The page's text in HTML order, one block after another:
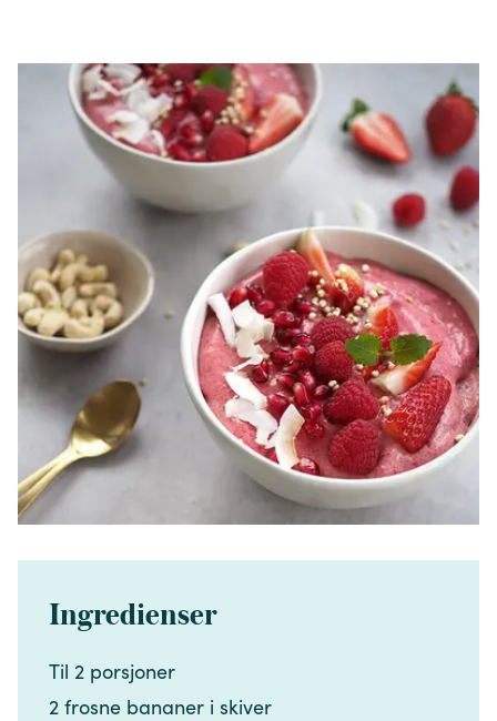
Ingredienser
Til 2 porsjoner​​​​‌ ‍ ​‍​‍‌‍ ‌ ​‍‌‍‍‌‌‍‌ ‌‍‍‌‌‍ ‍​‍​‍​ ‍‍​‍​‍‌ ​ ‌‍​‌‌‍ ‍‌‍‍‌‌ ‌​‌ ‍‌​‍ ‍‌‍‍‌‌‍ ​‍​‍​‍ ​​‍​‍‌‍‍​‌ ​‍‌‍‌‌‌‍‌‍​‍​‍​ ‍‍​‍​‍‌‍‍​‌ ‌​‌ ‌​‌ ​​‌ ​ ​ ‍‍​‍ ​‍ ‌‍​ ‌‍ ‌‌ ​ ​‍ ‍‌‍​ ‌‍‌‌‌ ​‍‌ ‌‍‌‍‌‌‌ ​‍‌‍​‌​‍ ‍‌ ​ ‌‍‌‌​‍ ‌ ​​‌ ​‍‌‍ ‌‍‌​‌ ‌‌‌‍​ ‌ ‌​‌‍‍‌‌‍ ‌‍ ‍​‍ ‌‍‍‌‌‍ ‍‌ ‌​‌‍‌‌‌‍ ‍‌ ‌​​‍ ‌‍‌‌‌‍‌​‌‍‍‌‌ ‌​​‍ ‌‍ ‌‌‍ ‌‍‌​‌‍‌‌​ ‌‌ ​​‌ ​‍‌‍‌‌‌ ​ ‌‍‌‌‌‍ ‍‌ ‌​‌‍​‌‌ ‌​‌‍‍‌‌‍ ‌‍ ‍​ ‍ ‌‍‍‌‌‍‌​​ ‌‌‍‍‌​ ​‌​ ‍​‌‍ ‍​‍ ‍​ ​ ‌‍​‍​ ​‍‌‍‌‍‌‍​ ​ ​‌​ ​​‌‍​‍​‍ ‌​ ‌‍‌‍​ ​ ​‍‌‍​ ​‍ ‌​ ‌​‌‍‌‌​ ‍​​ ‍‌​‍ ‌‌‍​‌‌‍​‌‌‍‌‌‌‍​ ​‍ ‌​ ​‍‌‍‌​‌‍​ ‌‍‌​‌‍‌​​ ​​​ ​​​ ‌​‌‍‌‍​ ‌​‌‍​‌‌‍‌​​‍ ‍‌‍ ‍‌‍ ​ ‍ ‌ ‌​‌ ‍‌‌ ​​‌‍‌‌​ ‌‌ ​​‌‍​‌‌‍‌ ‌‍‌‌​ ‍ ‌ ​​‌‍​‌‌ ‌​‌‍‍​​ ‌‌‍​‍‌‍ ​‌‍ ‌‍​ ‌‍‍ ‌ ​ ​‍‌‌​ ‌‌‌​​‍‌‌ ‌‍‍ ‌‍‌‌‌ ‍‌​‍‌‌​ ​ ‌​‌​​‍‌‌​ ​ ‌​‌​​‍‌‌​ ​‍​ ​‍​ ‌ ‌‍​‌‌‍‌‌‌‍​‌​ ‌‍​ ‍​‌‍​‍‌‍‌‍​‍ ‌​ ​‍​ ‌‌‌‍​‍‌‍​‍​‍ ‌​ ‌​​ ​‌​ ​‌‌‍​ ​‍ ‌​ ‍‌‌‍​‌‌‍​‍​ ‌‍​‍ ‌‌‍​‌​ ‌​​ ‍‌​ ‌‍​ ‌‌​ ‌​‌‍‌‌‌‍​‌​ ​ ‌‍‌‍‌‍​‌‌‍​‌​‍‌‌​ ​‍​ ​‍​‍‌‌​ ‌‌‌​‌​​‍ ‍‌‍​ ‌‍ ‌‍ ​‌ ‌‌‌‍ ‌‌‍ ‍‌ ​ ​‍‌‌​ ‌‌‌​​‍‌‌ ‌‍‍ ‌‍‌‌‌ ‍‌​‍‌‌​ ​ ‌​‌​​‍‌‌​ ​ ‌​‌​​‍‌‌​ ​‍​ ​‍​ ​‍‌‍​ ​ ‍​​ ‌‍​ ​​‌‍​‍​ ‌​​ ​‍‌‍‌‌​ ​​​ ‍‌​ ​​​‍‌‌​ ​‍​ ​‍​‍‌‌​ ‌‌‌​‌​​‍ ‍‌‍‍‌‌ ‌​‌‍‌‌‌‍ ‌‌ ​ ​‍‌‌​ ‌‌‌​​‍​ ​​​‍‌‌​ ‌‌‌​‌​​ ‌‍​‍‌‍​‌‌ ​ ‌‍‌‌‌‌‌‌‌ ​‍‌‍ ​​ ‌‌‍‍​‌ ‌​‌ ‌​‌ ​​‌ ​ ​‍‌‌​ ​ ‌​​‌​‍‌‌​ ​‍‌​‌‍​‍‌‌​ ​‍‌​‌‍‌‍​ ‌‍ ‌‌ ​ ​‍ ‍‌‍​ ‌‍‌‌‌ ​‍‌ ‌‍‌‍‌‌‌ ​‍‌‍​‌​‍ ‍‌ ​ ‌‍‌‌​‍‌‍‌‍‍‌‌‍‌​​ ‌‌‍‍‌​ ​‌​ ‍​‌‍ ‍​‍ ‍​ ​ ‌‍​‍​ ​‍‌‍‌‍‌‍​ ​ ​‌​ ​​‌‍​‍​‍ ‌​ ‌‍‌‍​ ​ ​‍‌‍​ ​‍ ‌​ ‌​‌‍‌‌​ ‍​​ ‍‌​‍ ‌‌‍​‌‌‍​‌‌‍‌‌‌‍​ ​‍ ‌​ ​‍‌‍‌​‌‍​ ‌‍‌​‌‍‌​​ ​​​ ​​​ ‌​‌‍‌‍​ ‌​‌‍​‌‌‍‌​​‍ ‍‌‍ ‍‌‍ ​‍‌‍‌ ‌​‌ ‍‌‌ ​​‌‍‌‌​ ‌‌ ​​‌‍​‌‌‍‌ ‌‍‌‌​‍‌‍‌ ​​‌‍​‌‌ ‌​‌‍‍​​ ‌‌‍​‍‌‍ ​‌‍ ‌‍​ ‌‍‍ ‌ ​ ​‍‌‌​ ‌‌‌​​‍‌‌ ‌‍‍ ‌‍‌‌‌ ‍‌​‍‌‌​ ​ ‌​‌​​‍‌‌​ ​ ‌​‌​​‍‌‌​ ​‍​ ​‍​ ‌ ‌‍​‌‌‍‌‌‌‍​‌​ ‌‍​ ‍​‌‍​‍‌‍‌‍​‍ ‌​ ​‍​ ‌‌‌‍​‍‌‍​‍​‍ ‌​ ‌​​ ​‌​ ​‌‌‍​ ​‍ ‌​ ‍‌‌‍​‌‌‍​‍​ ‌‍​‍ ‌‌‍​‌​ ‌​​ ‍‌​ ‌‍​ ‌‌​ ‌​‌‍‌‌‌‍​‌​ ​ ‌‍‌‍‌‍​‌‌‍​‌​‍‌‌​ ​‍​ ​‍​‍‌‌​ ‌‌‌​‌​​‍ ‍‌‍​ ‌‍ ‌‍ ​‌ ‌‌‌‍ ‌‌‍ ‍‌ ​ ​‍‌‌​ ‌‌‌​​‍‌‌ ‌‍‍ ‌‍‌‌‌ ‍‌​‍‌‌​ ​ ‌​‌​​‍‌‌​ ​ ‌​‌​​‍‌‌​ ​‍​ ​‍​ ​‍‌‍​ ​ ‍​​ ‌‍​ ​​‌‍​‍​ ‌​​ ​‍‌‍‌‌​ ​​​ ‍‌​ ​​​‍‌‌​ ​‍​ ​‍​‍‌‌​ ‌‌‌​‌​​‍ ‍‌‍‍‌‌ ‌​‌‍‌‌‌‍ ‌‌ ​ ​‍‌‌​ ‌‌‌​​‍​ ​​​‍‌‌​ ‌‌‌​‌​​‍‌‍‌ ‌ ‌‍ ‌ ​‍‌‍‍ ‌ ​ ‌ ​​‌‍​‌‌‍​ ‌‍‌‌​ ‌‌ ​​‌ ​‍‌‍ ‌‍‌​‌ ‌‌‌‍​ ‌ ‌​‌‍‍‌‌‍ ‌‍ ‍​‍‌‍‌ ​​‌‍‌‌‌ ​‍‌ ​ ‌ ​​‌‍‌‌‌‍​ ‌ ‌​‌‍‍‌‌ ‌‍‌‍‌‌​ ‌‌ ​​‌ ‌‌‌‍​‍‌‍ ​‌‍‍‌‌ ​ ‌‍‍​‌‍‌‌‌‍‌​​‍​‍‌ ‌
2 frosne bananer i skiver​​​​‌ ‍ ​‍​‍‌‍ ‌ ​‍‌‍‍‌‌‍‌ ‌‍‍‌‌‍ ‍​‍​‍​ ‍‍​‍​‍‌ ​ ‌‍​‌‌‍ ‍‌‍‍‌‌ ‌​‌ ‍‌​‍ ‍‌‍‍‌‌‍ ​‍​‍​‍ ​​‍​‍‌‍‍​‌ ​‍‌‍‌‌‌‍‌‍​‍​‍​ ‍‍​‍​‍‌‍‍​‌ ‌​‌ ‌​‌ ​​‌ ​ ​ ‍‍​‍ ​‍ ‌‍​ ‌‍ ‌‌ ​ ​‍ ‍‌‍​ ‌‍‌‌‌ ​‍‌ ‌‍‌‍‌‌‌ ​‍‌‍​‌​‍ ‍‌ ​ ‌‍‌‌​‍ ‌ ​​‌ ​‍‌‍ ‌‍‌​‌ ‌‌‌‍​ ‌ ‌​‌‍‍‌‌‍ ‌‍ ‍​‍ ‌‍‍‌‌‍ ‍‌ ‌​‌‍‌‌‌‍ ‍‌ ‌​​‍ ‌‍‌‌‌‍‌​‌‍‍‌‌ ‌​​‍ ‌‍ ‌‌‍ ‌‍‌​‌‍‌‌​ ‌‌ ​​‌ ​‍‌‍‌‌‌ ​ ‌‍‌‌‌‍ ‍‌ ‌​‌‍​‌‌ ‌​‌‍‍‌‌‍ ‌‍ ‍​ ‍ ‌‍‍‌‌‍‌​​ ‌‌‍‍‌​ ​‌​ ‍​‌‍ ‍​‍ ‍​ ​ ‌‍​‍​ ​‍‌‍‌‍‌‍​ ​ ​‌​ ​​‌‍​‍​‍ ‌​ ‌‍‌‍​ ​ ​‍‌‍​ ​‍ ‌​ ‌​‌‍‌‌​ ‍​​ ‍‌​‍ ‌‌‍​‌‌‍​‌‌‍‌‌‌‍​ ​‍ ‌​ ​‍‌‍‌​‌‍​ ‌‍‌​‌‍‌​​ ​​​ ​​​ ‌​‌‍‌‍​ ‌​‌‍​‌‌‍‌​​‍ ‍‌‍ ‍‌‍ ​ ‍ ‌ ‌​‌ ‍‌‌ ​​‌‍‌‌​ ‌‌ ​​‌‍​‌‌‍‌ ‌‍‌‌​ ‍ ‌ ​​‌‍​‌‌ ‌​‌‍‍​​ ‌‌‍​‍‌‍ ​‌‍ ‌‍​ ‌‍‍ ‌ ​ ​‍‌‌​ ‌‌‌​​‍‌‌ ‌‍‍ ‌‍‌‌‌ ‍‌​‍‌‌​ ​ ‌​‌​​‍‌‌​ ​ ‌​‌​​‍‌‌​ ​‍​ ​‍​ ‌ ‌‍​‌‌‍‌‌‌‍​‌​ ‌‍​ ‍​‌‍​‍‌‍‌‍​‍ ‌​ ​‍​ ‌‌‌‍​‍‌‍​‍​‍ ‌​ ‌​​ ​‌​ ​‌‌‍​ ​‍ ‌​ ‍‌‌‍​‌‌‍​‍​ ‌‍​‍ ‌‌‍​‌​ ‌​​ ‍‌​ ‌‍​ ‌‌​ ‌​‌‍‌‌‌‍​‌​ ​ ‌‍‌‍‌‍​‌‌‍​‌​‍‌‌​ ​‍​ ​‍​‍‌‌​ ‌‌‌​‌​​‍ ‍‌‍​ ‌‍ ‌‍ ​‌ ‌‌‌‍ ‌‌‍ ‍‌ ​ ​‍‌‌​ ‌‌‌​​‍‌‌ ‌‍‍ ‌‍‌‌‌ ‍‌​‍‌‌​ ​ ‌​‌​​‍‌‌​ ​ ‌​‌​​‍‌‌​ ​‍​ ​‍​ ​‍‌‍​ ​ ‍​​ ‌‍​ ​​‌‍​‍​ ‌​​ ​‍‌‍‌‌​ ​​​ ‍‌​ ​​​‍‌‌​ ​‍​ ​‍​‍‌‌​ ‌‌‌​‌​​‍ ‍‌‍‍‌‌ ‌​‌‍‌‌‌‍ ‌‌ ​ ​‍‌‌​ ‌‌‌​​‍​ ​‌​‍‌‌​ ‌‌‌​‌​​ ‌‍​‍‌‍​‌‌ ​ ‌‍‌‌‌‌‌‌‌ ​‍‌‍ ​​ ‌‌‍‍​‌ ‌​‌ ‌​‌ ​​‌ ​ ​‍‌‌​ ​ ‌​​‌​‍‌‌​ ​‍‌​‌‍​‍‌‌​ ​‍‌​‌‍‌‍​ ‌‍ ‌‌ ​ ​‍ ‍‌‍​ ‌‍‌‌‌ ​‍‌ ‌‍‌‍‌‌‌ ​‍‌‍​‌​‍ ‍‌ ​ ‌‍‌‌​‍‌‍‌‍‍‌‌‍‌​​ ‌‌‍‍‌​ ​‌​ ‍​‌‍ ‍​‍ ‍​ ​ ‌‍​‍​ ​‍‌‍‌‍‌‍​ ​ ​‌​ ​​‌‍​‍​‍ ‌​ ‌‍‌‍​ ​ ​‍‌‍​ ​‍ ‌​ ‌​‌‍‌‌​ ‍​​ ‍‌​‍ ‌‌‍​‌‌‍​‌‌‍‌‌‌‍​ ​‍ ‌​ ​‍‌‍‌​‌‍​ ‌‍‌​‌‍‌​​ ​​​ ​​​ ‌​‌‍‌‍​ ‌​‌‍​‌‌‍‌​​‍ ‍‌‍ ‍‌‍ ​‍‌‍‌ ‌​‌ ‍‌‌ ​​‌‍‌‌​ ‌‌ ​​‌‍​‌‌‍‌ ‌‍‌‌​‍‌‍‌ ​​‌‍​‌‌ ‌​‌‍‍​​ ‌‌‍​‍‌‍ ​‌‍ ‌‍​ ‌‍‍ ‌ ​ ​‍‌‌​ ‌‌‌​​‍‌‌ ‌‍‍ ‌‍‌‌‌ ‍‌​‍‌‌​ ​ ‌​‌​​‍‌‌​ ​ ‌​‌​​‍‌‌​ ​‍​ ​‍​ ‌ ‌‍​‌‌‍‌‌‌‍​‌​ ‌‍​ ‍​‌‍​‍‌‍‌‍​‍ ‌​ ​‍​ ‌‌‌‍​‍‌‍​‍​‍ ‌​ ‌​​ ​‌​ ​‌‌‍​ ​‍ ‌​ ‍‌‌‍​‌‌‍​‍​ ‌‍​‍ ‌‌‍​‌​ ‌​​ ‍‌​ ‌‍​ ‌‌​ ‌​‌‍‌‌‌‍​‌​ ​ ‌‍‌‍‌‍​‌‌‍​‌​‍‌‌​ ​‍​ ​‍​‍‌‌​ ‌‌‌​‌​​‍ ‍‌‍​ ‌‍ ‌‍ ​‌ ‌‌‌‍ ‌‌‍ ‍‌ ​ ​‍‌‌​ ‌‌‌​​‍‌‌ ‌‍‍ ‌‍‌‌‌ ‍‌​‍‌‌​ ​ ‌​‌​​‍‌‌​ ​ ‌​‌​​‍‌‌​ ​‍​ ​‍​ ​‍‌‍​ ​ ‍​​ ‌‍​ ​​‌‍​‍​ ‌​​ ​‍‌‍‌‌​ ​​​ ‍‌​ ​​​‍‌‌​ ​‍​ ​‍​‍‌‌​ ‌‌‌​‌​​‍ ‍‌‍‍‌‌ ‌​‌‍‌‌‌‍ ‌‌ ​ ​‍‌‌​ ‌‌‌​​‍​ ​‌​‍‌‌​ ‌‌‌​‌​​‍‌‍‌ ‌ ‌‍ ‌ ​‍‌‍‍ ‌ ​ ‌ ​​‌‍​‌‌‍​ ‌‍‌‌​ ‌‌ ​​‌ ​‍‌‍ ‌‍‌​‌ ‌‌‌‍​ ‌ ‌​‌‍‍‌‌‍ ‌‍ ‍​‍‌‍‌ ​​‌‍‌‌‌ ​‍‌ ​ ‌ ​​‌‍‌‌‌‍​ ‌ ‌​‌‍‍‌‌ ‌‍‌‍‌‌​ ‌‌ ​​‌ ‌‌‌‍​‍‌‍ ​‌‍‍‌‌ ​ ‌‍‍​‌‍‌‌‌‍‌​​‍​‍‌ ‌